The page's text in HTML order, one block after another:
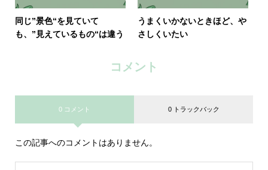
同じ”景色“を見ていて
も、”見えているもの“は違う
うまくいかないときほど、や
さしくいたい
コメント
0 コメント 0 トラックバック
この記事へのコメントはありません。